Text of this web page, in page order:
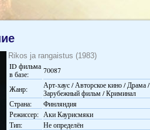
Rikos ja rangaistus (1983)
ID фильма
в базе:
70087
Жанр:
Арт-хаус / Авторское кино / Драма /
Зарубежный фильм / Криминал
Страна:
Финляндия
Режиссер: Аки Каурисмяки
Тип:
Не определён